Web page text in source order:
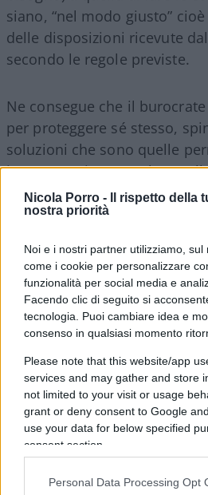
Nicola Porro -
Il rispetto della
nostra priorità
Noi e i nostri partner utilizziamo,
come i cookie per personalizzare
funzionalità per social media e
Facendo clic di seguito si
tecnologia. Puoi cambiare idea e
consenso in qualsiasi momento
Please note that this website/app
services and may gather and store
not limited to your visit or usage
grant or deny consent to Google
use your data for below specified
consent section.
Personal Data Processing Opt
siano, “nel modo giusto”
delle disposizioni ricevute
secondo le regole previste.
Ne consegue che il burocrate
per proteggere sé stesso,
soluzioni che sono quelle
in essere, piuttosto che
soddisfare le necessità
richiedente.
La burocrazia nel
Oraquesta situazione non
strutture pubbliche, ma
grandi realtà industriali
È passato alla storia il